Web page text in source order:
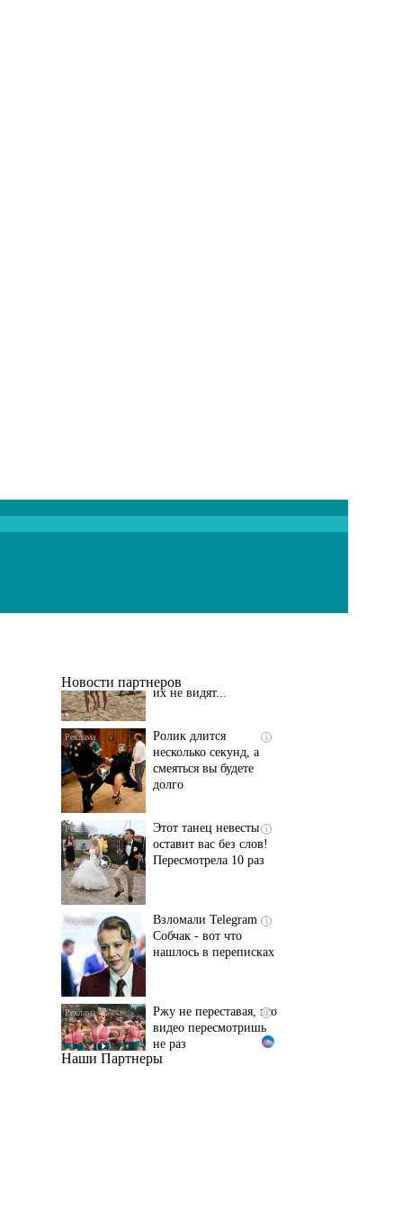
Новости партнеров
Ролик длится
смеяться вы будете
долго
Этот танец невесты
Пересмотрела 10 раз
нашлось в переписках
не раз
Ролик длится пару
Наши Партнеры